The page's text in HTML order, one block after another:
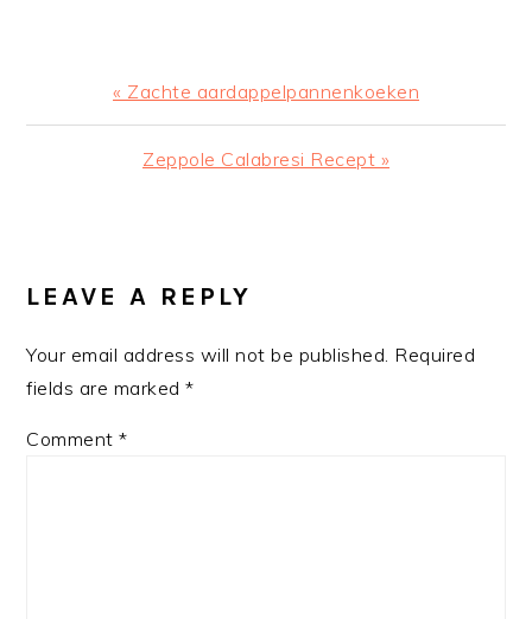
Previous
Post:
« Zachte aardappelpannenkoeken
Next
Zeppole Calabresi Recept »
INTERACTIONS
LEAVE A REPLY
Your email address will not be published. Required
fields are marked*
Comment*